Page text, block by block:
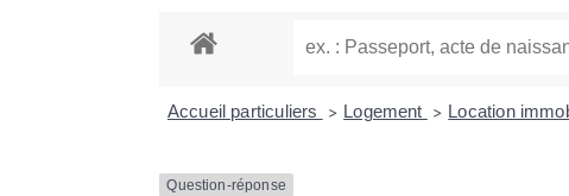
Accueil particuliers > Logement > Location
Question-réponse